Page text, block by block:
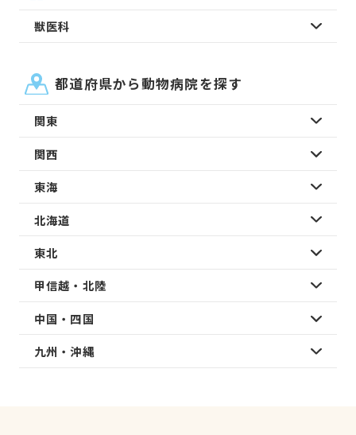
獣医科
都道府県から動物病院を探す
関東
関西
東海
北海道
東北
甲信越・北陸
中国・四国
九州・沖縄